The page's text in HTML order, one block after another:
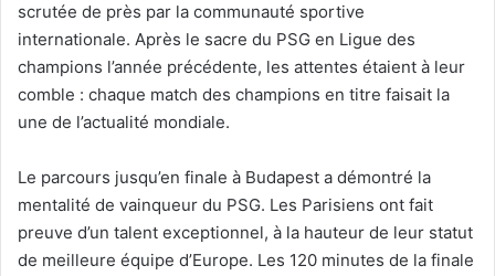
scrutée de près par la communauté sportive
internationale. Après le sacre du PSG en Ligue des
champions l’année précédente, les attentes étaient à leur
comble : chaque match des champions en titre faisait la
une de l’actualité mondiale.
Le parcours jusqu’en finale à Budapest a démontré la
mentalité de vainqueur du PSG. Les Parisiens ont fait
preuve d’un talent exceptionnel, à la hauteur de leur statut
de meilleure équipe d’Europe. Les 120 minutes de la finale